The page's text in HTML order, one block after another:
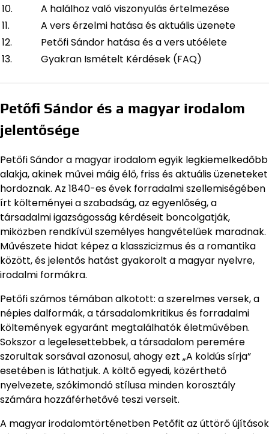
10.
A halálhoz való viszonyulás értelmezése
11.
A vers érzelmi hatása és aktuális üzenete
12.
Petőfi Sándor hatása és a vers utóélete
13.
Gyakran Ismételt Kérdések (FAQ)
Petőfi Sándor és a magyar irodalom
jelentősége
Petőfi Sándor a magyar irodalom egyik legkiemelkedőbb
alakja, akinek művei máig élő, friss és aktuális üzeneteket
hordoznak. Az 1840-es évek forradalmi szellemiségében
írt költeményei a szabadság, az egyenlőség, a
társadalmi igazságosság kérdéseit boncolgatják,
miközben rendkívül személyes hangvételűek maradnak.
Művészete hidat képez a klasszicizmus és a romantika
között, és jelentős hatást gyakorolt a magyar nyelvre,
irodalmi formákra.
Petőfi számos témában alkotott: a szerelmes versek, a
népies dalformák, a társadalomkritikus és forradalmi
költemények egyaránt megtalálhatók életművében.
Sokszor a legelesettebbek, a társadalom peremére
szorultak sorsával azonosul, ahogy ezt „A koldús sírja”
esetében is láthatjuk. A költő egyedi, közérthető
nyelvezete, szókimondó stílusa minden korosztály
számára hozzáférhetővé teszi verseit.
A magyar irodalomtörténetben Petőfit az úttörő újítások